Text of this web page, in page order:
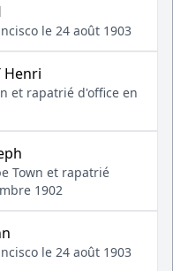
le 24 août 1903
Henri
et rapatrié d'office en
Town et rapatrié
1902
le 24 août 1903